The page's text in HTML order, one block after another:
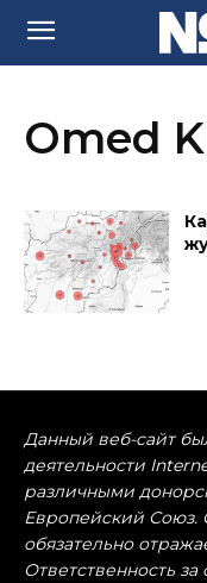
Omed
Данный веб-сайт
деятельности
различными
Европейский Союз.
обязательно
Ответственность